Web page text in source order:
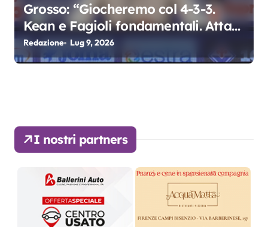
Grosso: “Giocheremo col 4-3-3.
Kean e Fagioli fondamentali. Atta
grande colpo”
Redazione Lug 9, 2026
I nostri partners